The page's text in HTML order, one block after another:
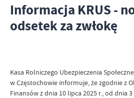
Informacja KRUS -
odsetek za zwłokę
Kasa Rolniczego Ubezpieczenia
w Częstochowie informuje, że zgodnie z
Finansów z dnia 10 lipca 2025 r., od dnia